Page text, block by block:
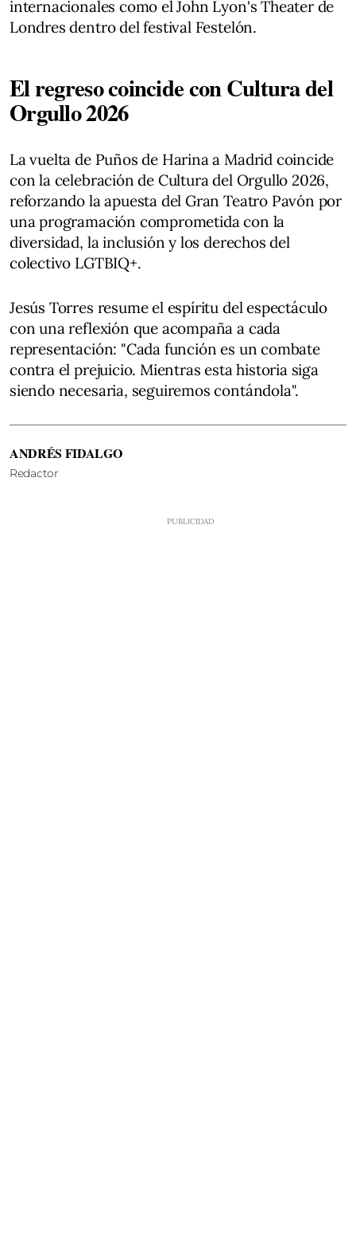
internacionales como el John Lyon's Theater de
Londres dentro del festival Festelón.
El regreso coincide con Cultura del
Orgullo 2026
La vuelta de Puños de Harina a Madrid coincide
con la celebración de Cultura del Orgullo 2026,
reforzando la apuesta del Gran Teatro Pavón por
una programación comprometida con la
diversidad, la inclusión y los derechos del
colectivo LGTBIQ+.
Jesús Torres resume el espíritu del espectáculo
con una reflexión que acompaña a cada
representación: "Cada función es un combate
contra el prejuicio. Mientras esta historia siga
siendo necesaria, seguiremos contándola".
ANDRÉS FIDALGO
Redactor